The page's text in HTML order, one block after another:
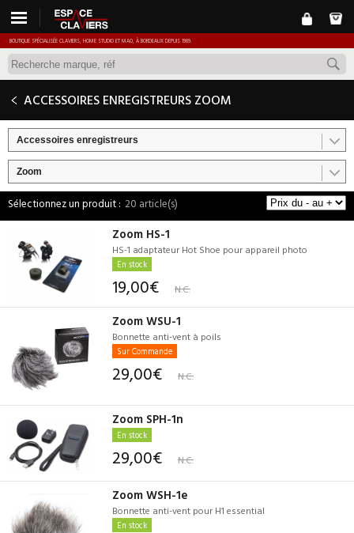
BOUTIQUE SPÉCIALISÉE CLAVIERS, HOME STUDIO ET MAO, À BORDEAUX DEPUIS 1989.
ACCESSOIRES ENREGISTREURS ZOOM
Accessoires enregistreurs
Zoom
20 article(s)
Zoom HS-1
HS-1 adaptateur Hot Shoe pour appareil photo
En stock
19,00€ N.C.
Zoom WSU-1
Bonnette anti-vent à poils
Sur Commande
29,00€ N.C.
Zoom SPH-1n
En stock
29,00€ N.C.
Zoom WSH-1e
Bonnette anti-vent pour H1 essential
En stock